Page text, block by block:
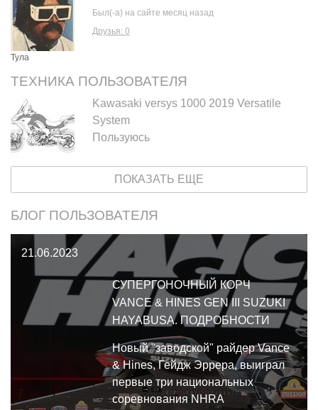
Тула
Был(-а) на сайте месяц назад
Друзья: 0
ТЕХНИКА ПОЛЬЗОВАТЕЛЯ
Kawasaki versys 1000 2019 Versatile
System
Пользуюсь
ПОКАЗАТЬ ЕЩЕ
БЛОГ ПОЛЬЗОВАТЕЛЯ
21.06.2023
СУПЕРГОНОЧНЫЙ КОРЧ
VANCE & HINES GEN III SUZUKI
HAYABUSA. ПОДРОБНОСТИ
Новый "заводской" райдер Vance
& Hines, Гейдж Эррера, выиграл
первые три национальных
соревнования NHRA